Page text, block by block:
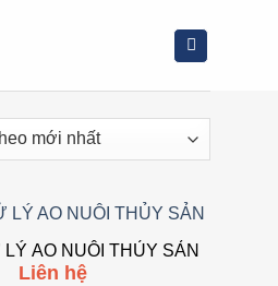
AO NUÔI THỦY SẢN
Liên hệ